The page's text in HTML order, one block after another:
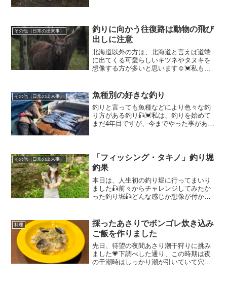
がバンバン来るの...
その他（日常の出来事）
釣りに向かう往復路は動物の飛び
出しに注意
北海道以外の方は、北海道と言えば道端
に出てくる可愛らしいキツネやタヌキを
想像する方が多いと思います☺️💓私も釣
くてほっこり😚🧡大きさは、キツネは、
中～小型犬位！タヌキは...
その他（日常の出来事） 魚種別の好きな釣り
釣りと言っても魚種などにより色々な釣
り方がある釣り🎣💓私は、釣りを始めて
まだ4年目ですが、今までやった事がある
います☺️・ヒラメヒラ...
その他（日常の出来事）
「フィッシング・タキノ」釣り堀
釣果
本日は、人生初の釣り堀に行ってまいり
ました🎣前々からチャレンジしてみたか
った釣り堀🎣どんな感じか想像が付かな
らん丘陵公園にある「フィッシング・タ
キノ」です💛ヤマメ...
料理
採ったあさりでボンゴレ炊き込み
ご飯を作りました
先日、待望の夜間あさり潮干狩りに挑み
ました💗下調べした通り、この時期は夜
の干潮時はしっかり潮が引いていて穴掘